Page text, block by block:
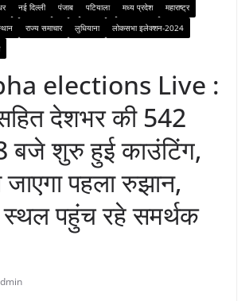
नई दिल्ली पंजाब पटियाला मध्य प्रदेश
महाराष्ट्र
राज्य समाचार लुधियाना
लोकसभा इलेक्शन-2024
elections Live :
देशभर की 542
बजे शुरु हुई काउंटिंग,
पहला रुझान,
पहुंच रहे समर्थक